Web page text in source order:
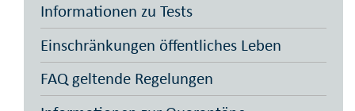
Informationen zu Tests
Einschränkungen öffentliches Leben
FAQ geltende Regelungen